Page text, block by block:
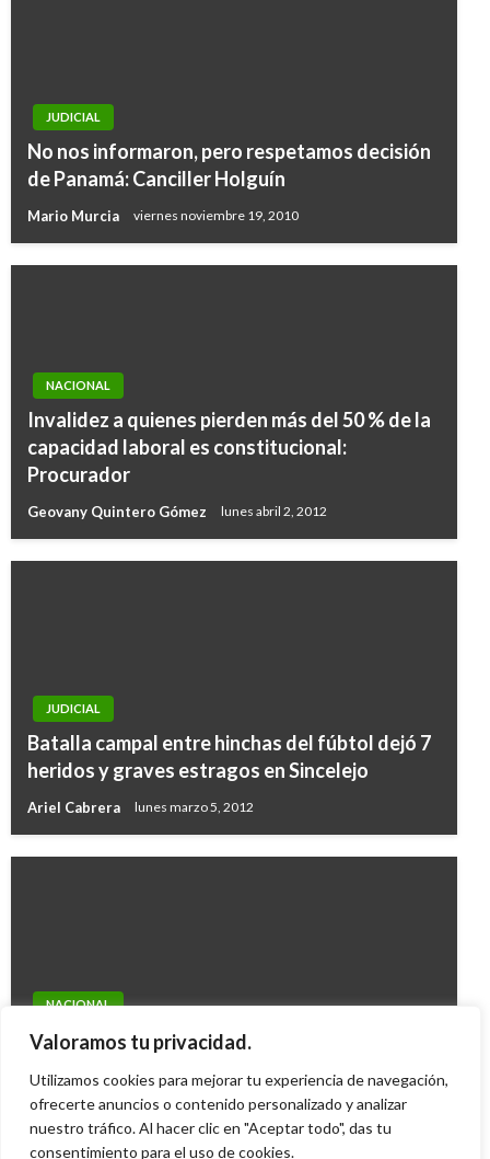
Valoramos tu privacidad.
Utilizamos cookies para mejorar tu experiencia de navegación,
ofrecerte anuncios o contenido personalizado y analizar
nuestro tráfico. Al hacer clic en "Aceptar todo", das tu
consentimiento para el uso de cookies.
JUDICIAL
No nos informaron, pero respetamos decisión
de Panamá: Canciller Holguín
Mario Murcia viernes noviembre 19, 2010
NACIONAL
Invalidez a quienes pierden más del 50 % de la
capacidad laboral es constitucional:
Procurador
Geovany Quintero Gómez lunes abril 2, 2012
JUDICIAL
Batalla campal entre hinchas del fúbtol dejó 7
heridos y graves estragos en Sincelejo
Ariel Cabrera lunes marzo 5, 2012
NACIONAL
Aerocivil adjudica obras a siete aeropuertos
Andres Felipe Gama viernes mayo 29, 2015